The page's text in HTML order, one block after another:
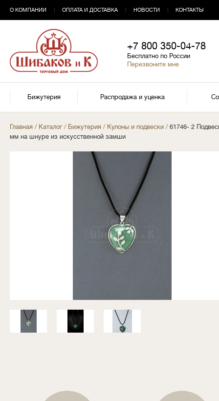
О КОМПАНИИ ОПЛАТА И ДОСТАВКА НОВОСТИ КОНТАКТЫ
+7 800 350-04-78
Бесплатно по России
Перезвоните мне
Бижутерия Распродажа и уценка
Главная / Каталог/ Бижутерия / Кулоны и подвески / 61746- 2
мм на шнуре из искусственной замши